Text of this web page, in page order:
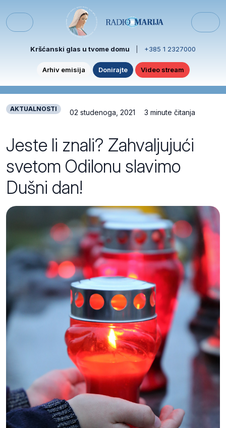
Menu
Kršćanski glas u tvome domu +385 1 2327000
Arhiv emisija Donirajte Video stream
AKTUALNOSTI 02 studenoga, 2021 3 minute čitanja
Jeste li znali? Zahvaljujući
svetom Odilonu slavimo
Dušni dan!